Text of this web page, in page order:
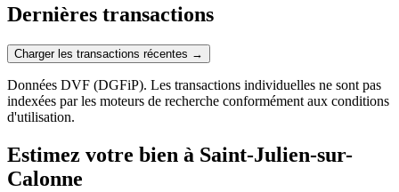
Dernières transactions
Charger les transactions récentes →
Données DVF (DGFiP). Les transactions individuelles ne sont pas
indexées par les moteurs de recherche conformément aux conditions
d'utilisation.
Estimez votre bien à Saint-Julien-sur-
Calonne